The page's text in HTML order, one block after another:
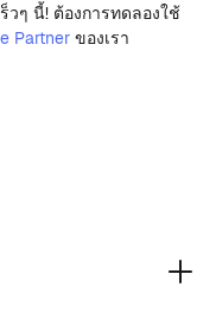
วๆ นี้! ต้องการทดลองใช้
Partner ของเรา